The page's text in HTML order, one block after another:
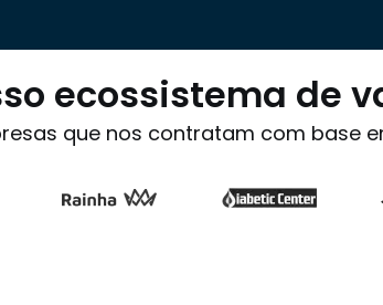
ecossistema de
que nos contratam com base